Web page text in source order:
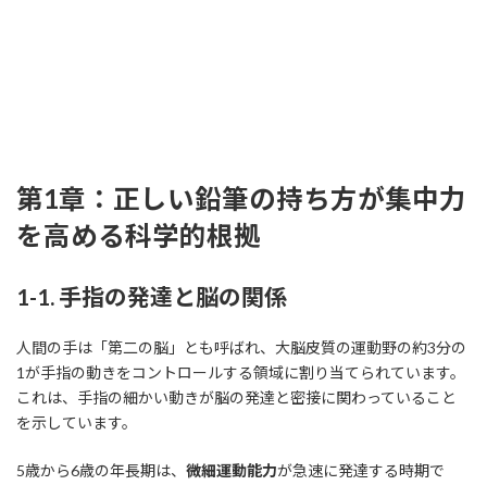
第1章：正しい鉛筆の持ち方が集中力
を高める科学的根拠
1-1. 手指の発達と脳の関係
人間の手は「第二の脳」とも呼ばれ、大脳皮質の運動野の約3分の
1が手指の動きをコントロールする領域に割り当てられています。
これは、手指の細かい動きが脳の発達と密接に関わっていること
を示しています。
5歳から6歳の年長期は、 微細運動能力が急速に発達する時期で